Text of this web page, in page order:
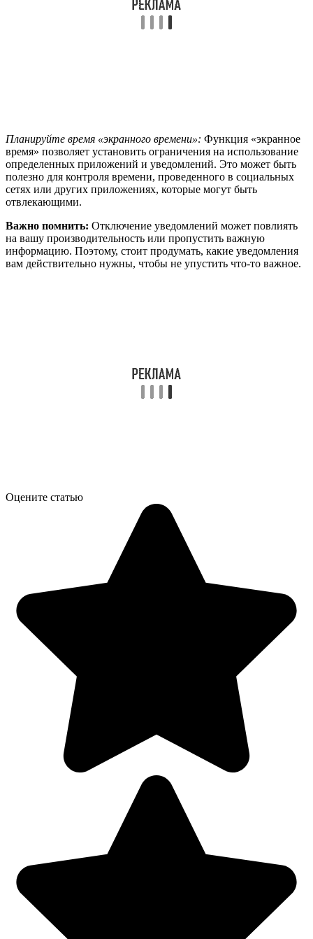
Планируйте время «экранного времени»: Функция «экранное
время» позволяет установить ограничения на использование
определенных приложений и уведомлений. Это может быть
полезно для контроля времени, проведенного в социальных
сетях или других приложениях, которые могут быть
отвлекающими.
Важно помнить: Отключение уведомлений может повлиять
на вашу производительность или пропустить важную
информацию. Поэтому, стоит продумать, какие уведомления
вам действительно нужны, чтобы не упустить что-то важное.
Оцените статью